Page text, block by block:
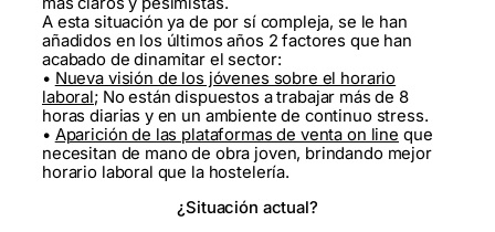
A esta situación ya de por sí compleja, se le han
añadidos en los últimos años 2 factores que han
acabado de dinamitar el sector:
• Nueva visión de los jóvenes sobre el horario
laboral; No están dispuestos a trabajar más de 8
horas diarias y en un ambiente de continuo stress.
• Aparición de las plataformas de venta on line que
necesitan de mano de obra joven, brindando mejor
horario laboral que la hostelería.
¿Situación actual?